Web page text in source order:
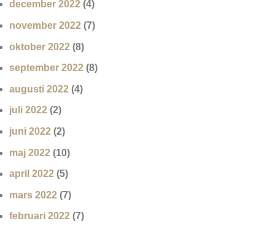
december 2022 (4)
november 2022 (7)
oktober 2022 (8)
september 2022 (8)
augusti 2022 (4)
juli 2022 (2)
juni 2022 (2)
maj 2022 (10)
april 2022 (5)
mars 2022 (7)
februari 2022 (7)